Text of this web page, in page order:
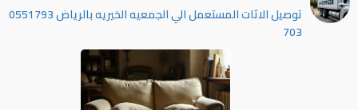
توصيل الاثات المستعمل الي الجمعيه الخيريه بالرياض 0551793
703